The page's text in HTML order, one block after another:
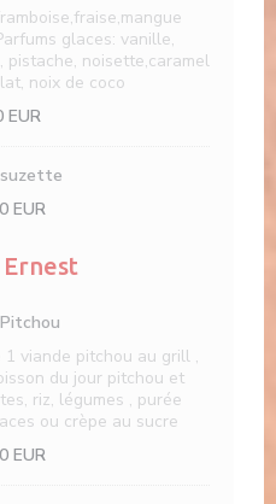
glaces: vanille,
pistache, noisette,caramel
noix de coco
EUR
EUR
viande pitchou au grill ,
du jour pitchou et
riz, légumes , purée
ou crèpe au sucre
EUR